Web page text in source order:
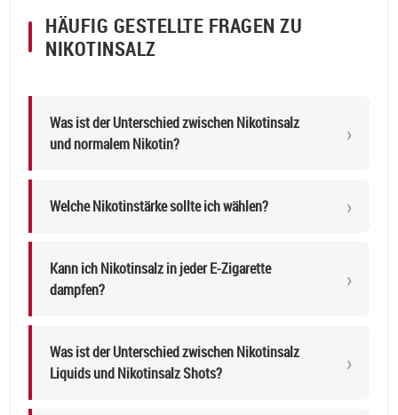
HÄUFIG GESTELLTE FRAGEN ZU
NIKOTINSALZ
Was ist der Unterschied zwischen Nikotinsalz
und normalem Nikotin?
Welche Nikotinstärke sollte ich wählen?
Kann ich Nikotinsalz in jeder E-Zigarette
dampfen?
Was ist der Unterschied zwischen Nikotinsalz
Liquids und Nikotinsalz Shots?